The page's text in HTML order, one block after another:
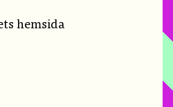
hemsida